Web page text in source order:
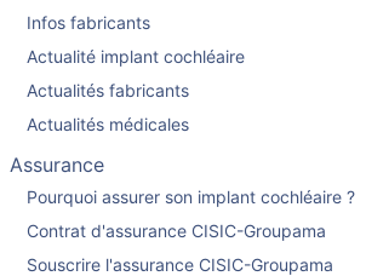
Infos fabricants
Actualité implant cochléaire
Actualités fabricants
Actualités médicales
Assurance
Pourquoi assurer son implant cochléaire ?
Contrat d'assurance CISIC-Groupama
Souscrire l'assurance CISIC-Groupama